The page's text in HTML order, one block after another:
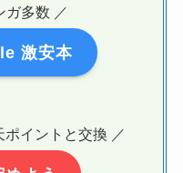
ガ多数 ／
激安本
イントと交換 ／